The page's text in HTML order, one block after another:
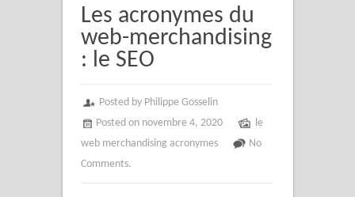
Les acronymes du
web-merchandising
: le SEO
Posted by Philippe Gosselin
Posted on novembre 4, 2020
le
web merchandising acronymes
No
Comments.